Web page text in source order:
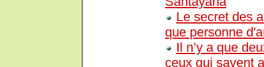
Le secret des
que personne
Il n’y a que
ceux qui savent